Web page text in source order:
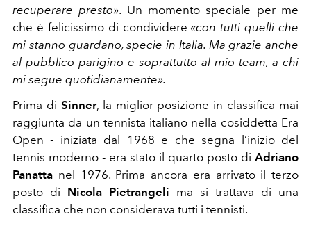
recuperare presto». Un momento speciale per me
che è felicissimo di condividere «con tutti quelli che
mi stanno guardano, specie in Italia. Ma grazie anche
al pubblico parigino e soprattutto al mio team, a chi
mi segue quotidianamente».
Prima di Sinner, la miglior posizione in classifica mai
raggiunta da un tennista italiano nella cosiddetta Era
Open - iniziata dal 1968 e che segna l’inizio del
tennis moderno - era stato il quarto posto di Adriano
Panatta nel 1976. Prima ancora era arrivato il terzo
posto di Nicola Pietrangeli ma si trattava di una
classifica che non considerava tutti i tennisti.